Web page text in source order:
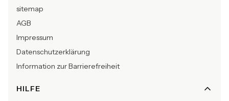
sitemap
AGB
Impressum
Datenschutzerklärung
Information zur Barrierefreiheit
HILFE